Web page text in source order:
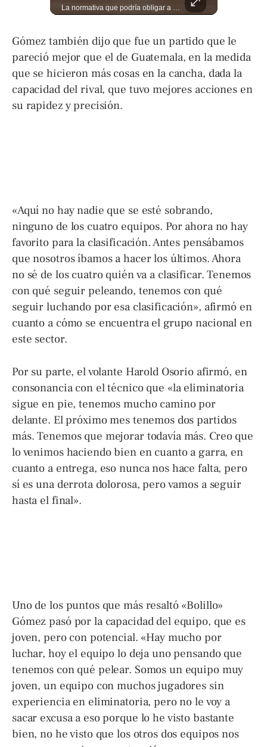
Gómez también dijo que fue un partido que le
pareció mejor que el de Guatemala, en la medida
que se hicieron más cosas en la cancha, dada la
capacidad del rival, que tuvo mejores acciones en
su rapidez y precisión.
«Aquí no hay nadie que se esté sobrando,
ninguno de los cuatro equipos. Por ahora no hay
favorito para la clasificación. Antes pensábamos
que nosotros íbamos a hacer los últimos. Ahora
no sé de los cuatro quién va a clasificar. Tenemos
con qué seguir peleando, tenemos con qué
seguir luchando por esa clasificación», afirmó en
cuanto a cómo se encuentra el grupo nacional en
este sector.
Por su parte, el volante Harold Osorio afirmó, en
consonancia con el técnico que «la eliminatoria
sigue en pie, tenemos mucho camino por
delante. El próximo mes tenemos dos partidos
más. Tenemos que mejorar todavía más. Creo que
lo venimos haciendo bien en cuanto a garra, en
cuanto a entrega, eso nunca nos hace falta, pero
sí es una derrota dolorosa, pero vamos a seguir
hasta el final».
Uno de los puntos que más resaltó «Bolillo»
Gómez pasó por la capacidad del equipo, que es
joven, pero con potencial. «Hay mucho por
luchar, hoy el equipo lo deja uno pensando que
tenemos con qué pelear. Somos un equipo muy
joven, un equipo con muchos jugadores sin
experiencia en eliminatoria, pero no le voy a
sacar excusa a eso porque lo he visto bastante
bien, no he visto que los otros dos equipos nos